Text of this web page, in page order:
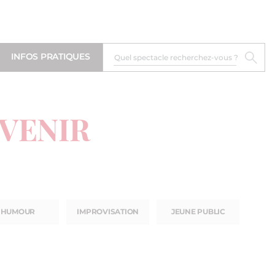
INFOS PRATIQUES
HUMOUR IMPROVISATION JEUNE PUBLIC